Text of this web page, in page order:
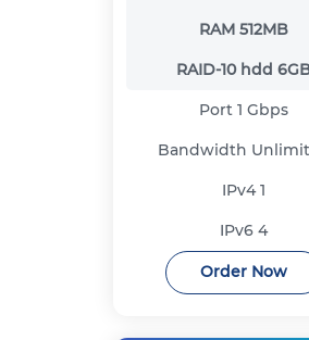
RAM 512MB
RAID-10 hdd
Port 1 Gbps
Bandwidth
IPv41
IPv6 4
Order Now